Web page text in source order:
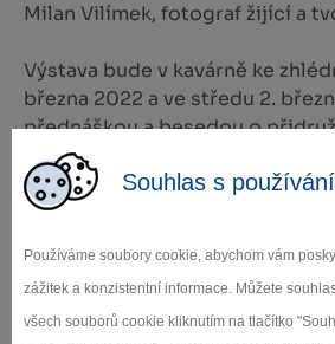
Souhlas s
Používáme soubory cookie, abychom vám
zážitek a konzistentní informace. Můžete
všech souborů cookie kliknutím na tlačítko
Milan Vilímek, fotograf žijící a
Výstava bude v kavárně ke
března 2022 a ve středu 2.
přednáškou a besedou o
Jihlavy.
Zamilujte si